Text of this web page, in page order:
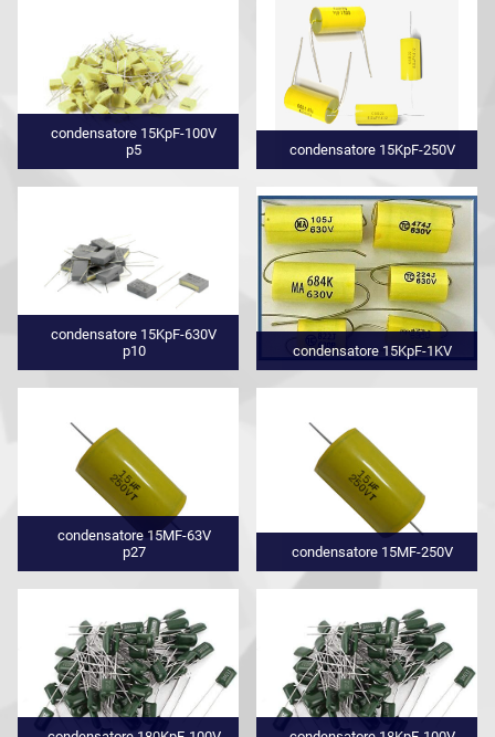
condensatore 15KpF-100V
p5
condensatore 15KpF-250V
condensatore 15KpF-630V
p10
condensatore 15KpF-1KV
condensatore 15MF-63V
p27
condensatore 15MF-250V